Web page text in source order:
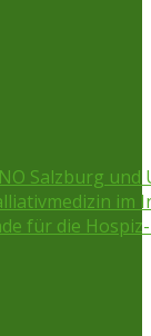
Salzburg und
im
für die